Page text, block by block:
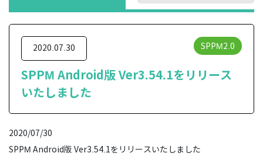
2020.07.30 SPPM2.0
SPPM Android版 Ver3.54.1をリリース
いたしました
2020/07/30
SPPM Android版 Ver3.54.1をリリースいたしました